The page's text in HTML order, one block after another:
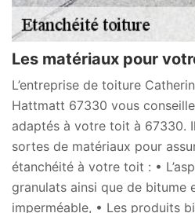
Les matériaux pour
L’entreprise de toiture
Hattmatt 67330 vous
adaptés à votre toit à 67330.
sortes de matériaux pour
étanchéité à votre toit : •
granulats ainsi que de bitume
imperméable, • Les produits